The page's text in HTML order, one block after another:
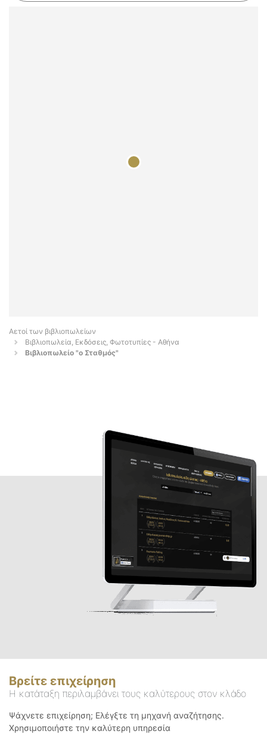
Αετοί των βιβλιοπωλείων
Βιβλιοπωλεία, Εκδόσεις, Φωτοτυπίες - Αθήνα
Βιβλιοπωλείο "ο Σταθμός"
Βρείτε επιχείρηση
Η κατάταξη περιλαμβάνει τους καλύτερους στον κλάδο
Ψάχνετε επιχείρηση; Ελέγξτε τη μηχανή αναζήτησης.
Χρησιμοποιήστε την καλύτερη υπηρεσία